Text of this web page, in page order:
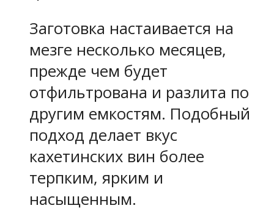
Заготовка настаивается на
мезге несколько месяцев,
прежде чем будет
отфильтрована и разлита по
другим емкостям. Подобный
подход делает вкус
кахетинских вин более
терпким, ярким и
насыщенным.